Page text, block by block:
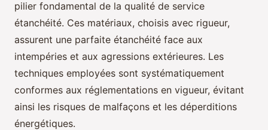
pilier fondamental de la qualité de service
étanchéité. Ces matériaux, choisis avec rigueur,
assurent une parfaite étanchéité face aux
intempéries et aux agressions extérieures. Les
techniques employées sont systématiquement
conformes aux réglementations en vigueur, évitant
ainsi les risques de malfaçons et les déperditions
énergétiques.